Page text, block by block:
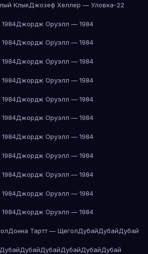
КлыкДжозеф Хеллер — Уловка-22
Джордж Оруэлл — 1984
Джордж Оруэлл — 1984
Джордж Оруэлл — 1984
Джордж Оруэлл — 1984
Джордж Оруэлл — 1984
Джордж Оруэлл — 1984
Джордж Оруэлл — 1984
Джордж Оруэлл — 1984
Джордж Оруэлл — 1984
Джордж Оруэлл — 1984
Джордж Оруэлл — 1984
Донна Тартт — ЩеголДубайДубайДубай
ДубайДубайДубайДубайДубайДубай